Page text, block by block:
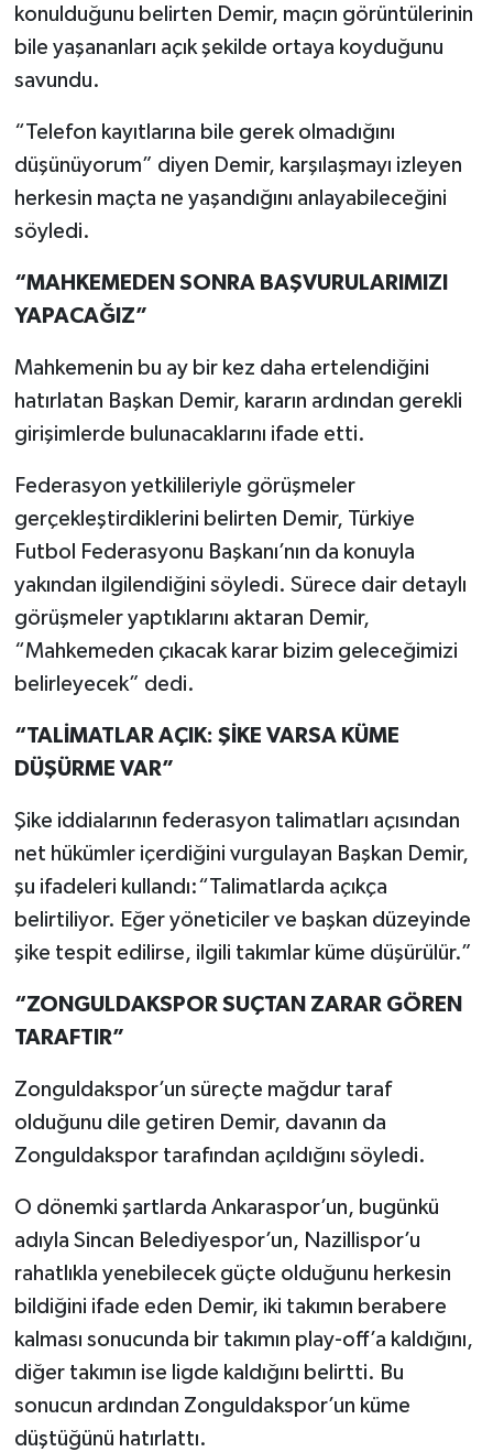
konulduğunu belirten Demir, maçın görüntülerinin
bile yaşananları açık şekilde ortaya koyduğunu
savundu.
“Telefon kayıtlarına bile gerek olmadığını
düşünüyorum” diyen Demir, karşılaşmayı izleyen
herkesin maçta ne yaşandığını anlayabileceğini
söyledi.
“MAHKEMEDEN SONRA BAŞVURULARIMIZI
YAPACAĞIZ”
Mahkemenin bu ay bir kez daha ertelendiğini
hatırlatan Başkan Demir, kararın ardından gerekli
girişimlerde bulunacaklarını ifade etti.
Federasyon yetkilileriyle görüşmeler
gerçekleştirdiklerini belirten Demir, Türkiye
Futbol Federasyonu Başkanı’nın da konuyla
yakından ilgilendiğini söyledi. Sürece dair detaylı
görüşmeler yaptıklarını aktaran Demir,
“Mahkemeden çıkacak karar bizim geleceğimizi
belirleyecek” dedi.
“TALİMATLAR AÇIK: ŞİKE VARSA KÜME
DÜŞÜRME VAR”
Şike iddialarının federasyon talimatları açısından
net hükümler içerdiğini vurgulayan Başkan Demir,
şu ifadeleri kullandı:“Talimatlarda açıkça
belirtiliyor. Eğer yöneticiler ve başkan düzeyinde
şike tespit edilirse, ilgili takımlar küme düşürülür.”
“ZONGULDAKSPOR SUÇTAN ZARAR GÖREN
TARAFTIR”
Zonguldakspor’un süreçte mağdur taraf
olduğunu dile getiren Demir, davanın da
Zonguldakspor tarafından açıldığını söyledi.
O dönemki şartlarda Ankaraspor’un, bugünkü
adıyla Sincan Belediyespor’un, Nazillispor’u
rahatlıkla yenebilecek güçte olduğunu herkesin
bildiğini ifade eden Demir, iki takımın berabere
kalması sonucunda bir takımın play-off’a kaldığını,
diğer takımın ise ligde kaldığını belirtti. Bu
sonucun ardından Zonguldakspor’un küme
düştüğünü hatırlattı.